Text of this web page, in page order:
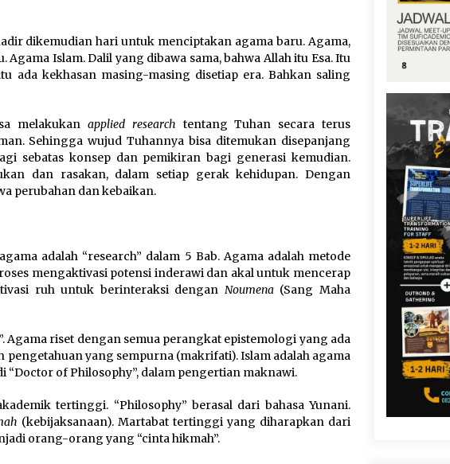
dikemudian hari untuk menciptakan agama baru. Agama,
Agama Islam. Dalil yang dibawa sama, bahwa Allah itu Esa. Itu
ada kekhasan masing-masing disetiap era. Bahkan saling
melakukan applied research tentang Tuhan secara terus
Sehingga wujud Tuhannya bisa ditemukan disepanjang
sebatas konsep dan pemikiran bagi generasi kemudian.
dan rasakan, dalam setiap gerak kehidupan. Dengan
perubahan dan kebaikan.
adalah “research” dalam 5 Bab. Agama adalah metode
mengaktivasi potensi inderawi dan akal untuk mencerap
ruh untuk berinteraksi dengan Noumena (Sang Maha
Agama riset dengan semua perangkat epistemologi yang ada
pengetahuan yang sempurna (makrifati). Islam adalah agama
“Doctor of Philosophy”, dalam pengertian maknawi.
tertinggi. “Philosophy” berasal dari bahasa Yunani.
(kebijaksanaan). Martabat tertinggi yang diharapkan dari
orang-orang yang “cinta hikmah”.